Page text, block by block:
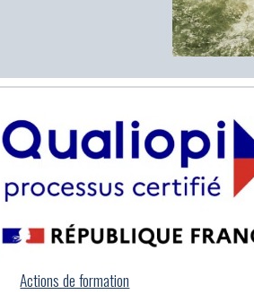
Actions de formation